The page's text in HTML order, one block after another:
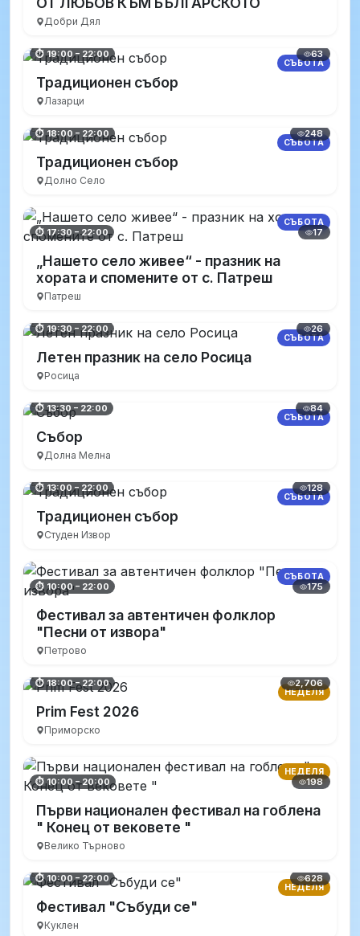
Добри Дял
СЪБОТА
⏱ 19:00 – 22:00 63
Традиционен събор
Лазарци
СЪБОТА
⏱ 18:00 – 22:00 248
Традиционен събор
Долно Село
СЪБОТА
⏱ 17:30 – 22:00 17
„Нашето село живее“ - празник на
хората и спомените от с. Патреш
Патреш
СЪБОТА
⏱ 19:30 – 22:00 26
Летен празник на село Росица
Росица
СЪБОТА
⏱ 13:30 – 22:00 84
Събор
Долна Мелна
СЪБОТА
⏱ 13:00 – 22:00 128
Традиционен събор
Студен Извор
СЪБОТА
⏱ 10:00 – 22:00 175
Фестивал за автентичен фолклор
"Песни от извора"
Петрово
НЕДЕЛЯ
⏱ 18:00 – 22:00 2,706
Prim Fest 2026
Приморско
НЕДЕЛЯ
⏱ 10:00 – 20:00 198
Първи национален фестивал на гоблена
" Конец от вековете "
Велико Търново
НЕДЕЛЯ
⏱ 10:00 – 22:00 628
Фестивал "Събуди се"
Куклен